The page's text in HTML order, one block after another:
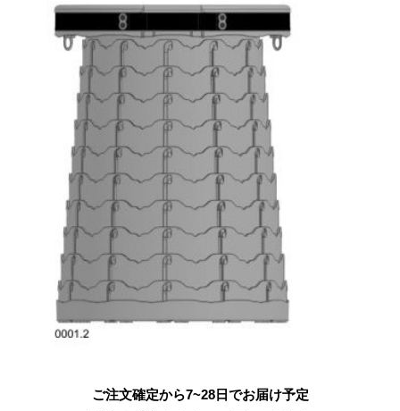
ご注文確定から7~28日でお届け予定